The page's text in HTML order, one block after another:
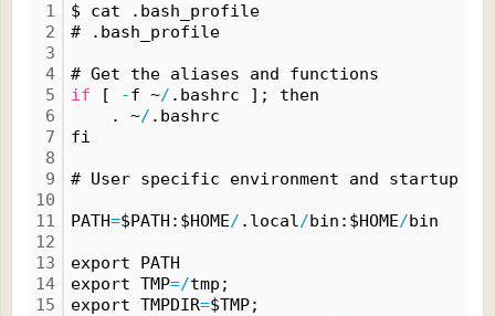
1
2
3
4
5
6
7
8
9
10
11
12
13
14
15
$ cat .bash_profile
# .bash_profile
# Get the aliases and functions
if [ -f ~/ .bashrc ]; then
. ~/ .bashrc
fi
# User specific environment and startup
PATH=$PATH:$HOME/ .local/bin:$HOME/bin
export PATH
export TMP=/tmp;
export TMPDIR=$TMP;